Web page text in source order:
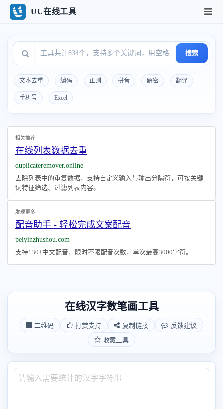
UU在线工具
搜索
文本去重 编码 正则 拼音 解密 翻译
手机号 Excel
相关推荐
在线列表数据去重
duplicateremover.online
去除列表中的重复数据，支持自定义输入与输出分隔符，可按关键
词特征筛选、过滤列表内容。
发现更多
配音助手 - 轻松完成文案配音
peiyinzhushou.com
支持130+中文配音，限时不限配音次数，单次最高3000字符。
在线汉字数笔画工具
二维码 打赏支持 复制链接
反馈建议
收藏工具